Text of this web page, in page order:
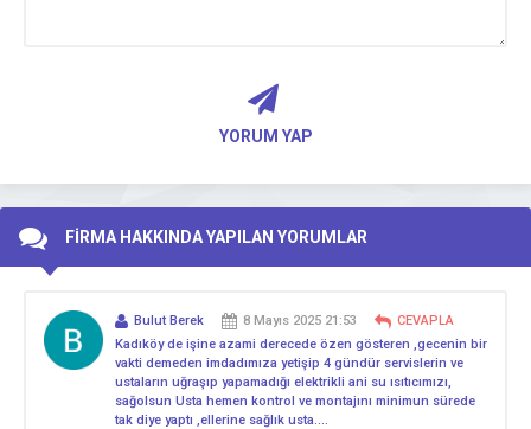
YORUM YAP
FİRMA HAKKINDA YAPILAN YORUMLAR
Bulut Berek 8 Mayıs 2025 21:53
CEVAPLA
Kadıköy de işine azami derecede özen gösteren ,gecenin bir
vakti demeden imdadımıza yetişip 4 gündür servislerin ve
ustaların uğraşıp yapamadığı elektrikli ani su ısıtıcımızı,
sağolsun Usta hemen kontrol ve montajını minimun sürede
tak diye yaptı ,ellerine sağlık usta….